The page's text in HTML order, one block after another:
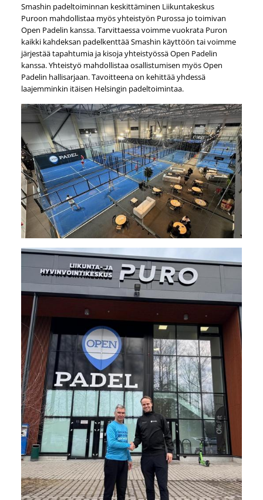
Smashin padeltoiminnan keskittäminen Liikuntakeskus
Puroon mahdollistaa myös yhteistyön Purossa jo toimivan
Open Padelin kanssa. Tarvittaessa voimme vuokrata Puron
kaikki kahdeksan padelkenttää Smashin käyttöön tai voimme
järjestää tapahtumia ja kisoja yhteistyössä Open Padelin
kanssa. Yhteistyö mahdollistaa osallistumisen myös Open
Padelin hallisarjaan.Tavoitteena on kehittää yhdessä
laajemminkin itäisen Helsingin padeltoimintaa.